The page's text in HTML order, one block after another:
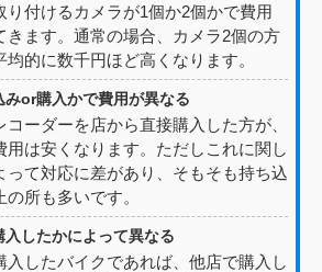
り付けるカメラが1個か2個かで費用
きます。通常の場合、カメラ2個の方
均的に数千円ほど高くなります。
みor購入かで費用が異なる
コーダーを店から直接購入した方が、
用は安くなります。ただしこれに関し
って対応に差があり、そもそも持ち込
所も多いです。
したかによって異なる
入したバイクであれば、他店で購入し